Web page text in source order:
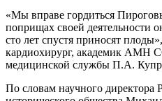
«Мы вправе гордиться
поприщах своей деятельности
сто лет спустя приносят
кардиохирург, академик АМН
медицинской службы П.А.
По словам научного директора